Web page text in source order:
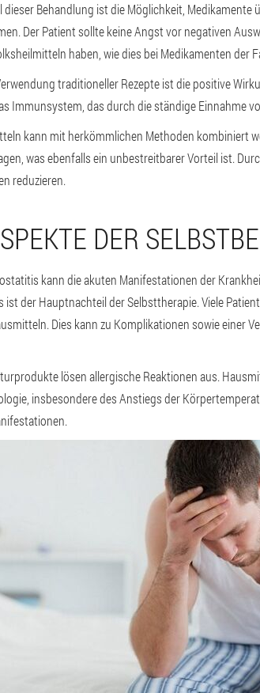
Behandlung ist die Möglichkeit, Medikamente
Der Patient sollte keine Angst vor negativen
haben, wie dies bei Medikamenten der
traditioneller Rezepte ist die positive
Immunsystem, das durch die ständige Einnahme
kann mit herkömmlichen Methoden kombiniert
was ebenfalls ein unbestreitbarer Vorteil ist.
reduzieren.
DER
kann die akuten Manifestationen der
ist der Hauptnachteil der Selbsttherapie. Viele
Dies kann zu Komplikationen sowie einer
lösen allergische Reaktionen aus.
insbesondere des Anstiegs der